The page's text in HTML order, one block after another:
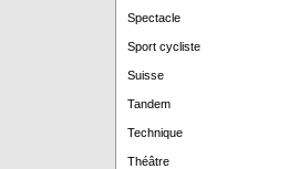
Spectacle
Sport cycliste
Suisse
Tandem
Technique
Théâtre